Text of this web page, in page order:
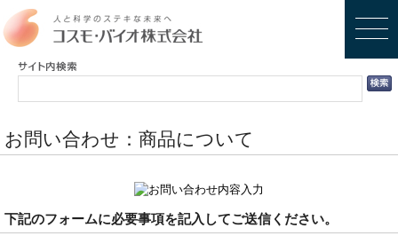
お問い合わせ：商品について
下記のフォームに必要事項を記入してご送信ください。